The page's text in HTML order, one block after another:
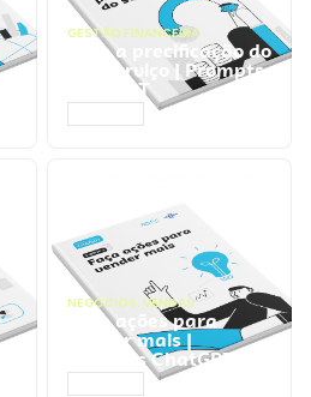
GESTÃO FINANCEIRA
Faça a precificação do
seu serviço | Prompts
ChatGPT
NEGÓCIOS, VENDAS
Faça ações para
vender mais |
Prompts ChatGPT